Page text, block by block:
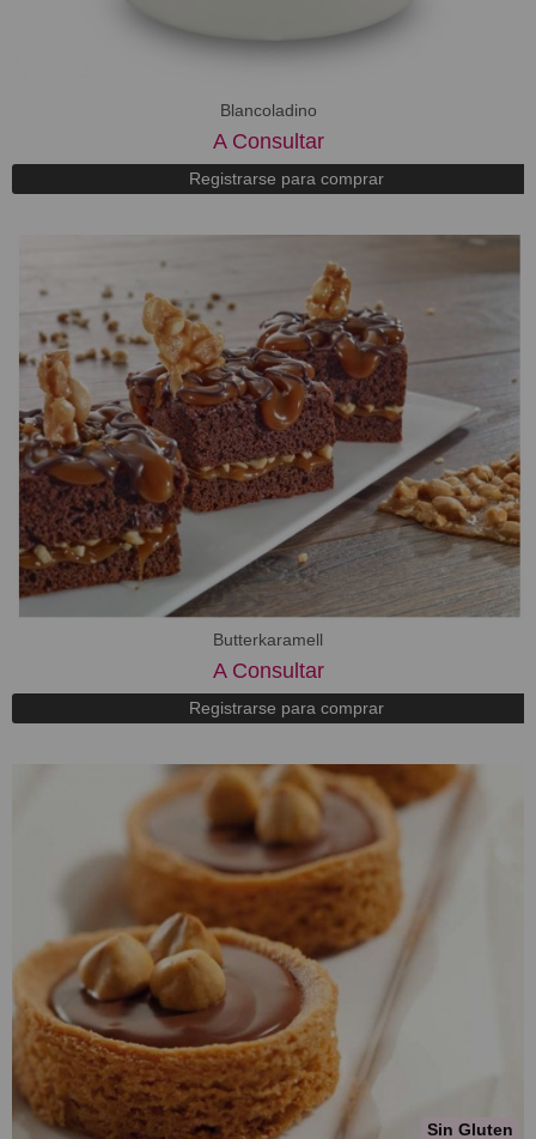
Blancoladino
A Consultar
Registrarse para comprar
Butterkaramell
A Consultar
Registrarse para comprar
Sin Gluten